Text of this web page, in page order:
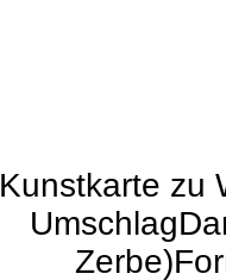
Kunstkarte zu